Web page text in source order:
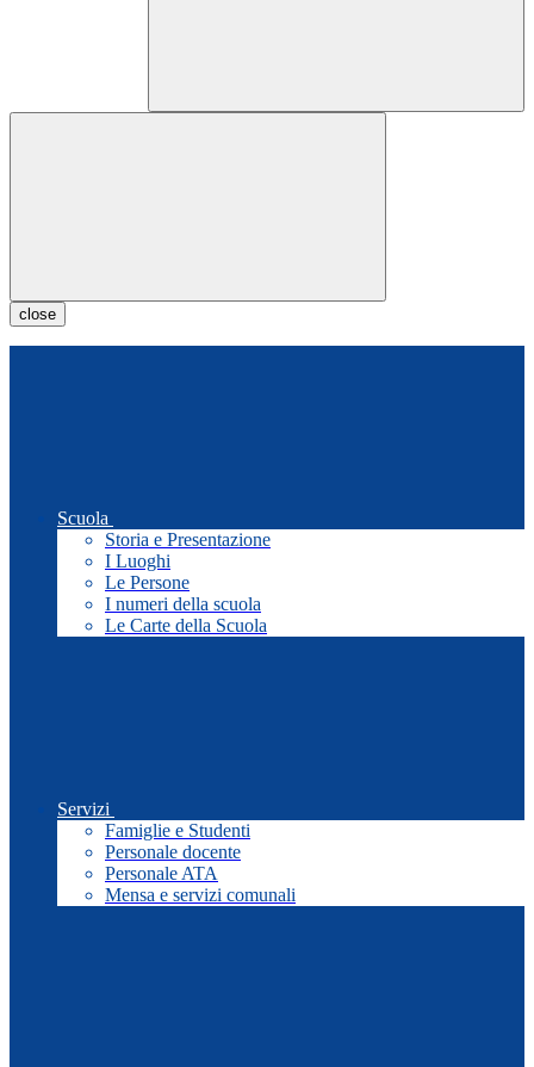
close
Scuola
Storia e Presentazione
I Luoghi
Le Persone
I numeri della scuola
Le Carte della Scuola
Servizi
Famiglie e Studenti
Personale docente
Personale ATA
Mensa e servizi comunali